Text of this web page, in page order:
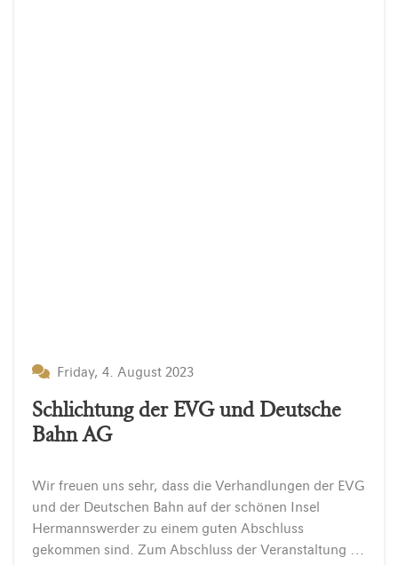
Friday, 4. August 2023
Schlichtung der EVG und Deutsche
Bahn AG
Wir freuen uns sehr, dass die Verhandlungen der EVG
und der Deutschen Bahn auf der schönen Insel
Hermannswerder zu einem guten Abschluss
gekommen sind. Zum Abschluss der Veranstaltung verabschiedete der Geschäftsführer Burkhard Scholz und die Direktorin Kathrin Strempel persönlich die…